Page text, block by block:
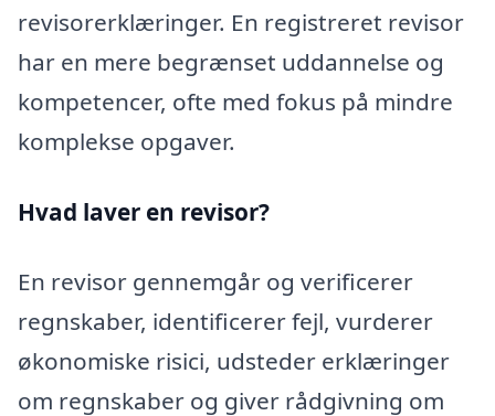
revisorerklæringer. En registreret revisor
har en mere begrænset uddannelse og
kompetencer, ofte med fokus på mindre
komplekse opgaver.
Hvad laver en revisor?
En revisor gennemgår og verificerer
regnskaber, identificerer fejl, vurderer
økonomiske risici, udsteder erklæringer
om regnskaber og giver rådgivning om